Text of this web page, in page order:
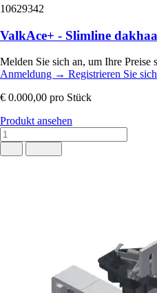
10629342
ValkAce+ - Slimline
Melden Sie sich an, um Ihre Preise
Anmeldung → Registrieren Sie sich
€ 0.000,00 pro Stück
Produkt ansehen